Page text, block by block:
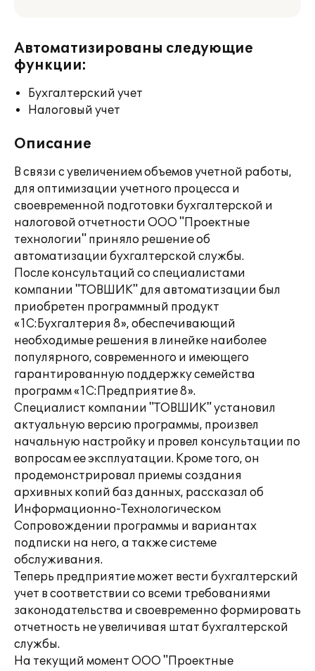
Автоматизированы следующие
функции:
Бухгалтерский учет
Налоговый учет
Описание
В связи с увеличением объемов учетной работы,
для оптимизации учетного процесса и
своевременной подготовки бухгалтерской и
налоговой отчетности ООО "Проектные
технологии" приняло решение об
автоматизации бухгалтерской службы.
После консультаций со специалистами
компании "ТОВШИК" для автоматизации был
приобретен программный продукт
«1С:Бухгалтерия 8», обеспечивающий
необходимые решения в линейке наиболее
популярного, современного и имеющего
гарантированную поддержку семейства
программ «1С:Предприятие 8».
Специалист компании "ТОВШИК" установил
актуальную версию программы, произвел
начальную настройку и провел консультации по
вопросам ее эксплуатации. Кроме того, он
продемонстрировал приемы создания
архивных копий баз данных, рассказал об
Информационно-Технологическом
Сопровождении программы и вариантах
подписки на него, а также системе
обслуживания.
Теперь предприятие может вести бухгалтерский
учет в соответствии со всеми требованиями
законодательства и своевременно формировать
отчетность не увеличивая штат бухгалтерской
службы.
На текущий момент ООО "Проектные